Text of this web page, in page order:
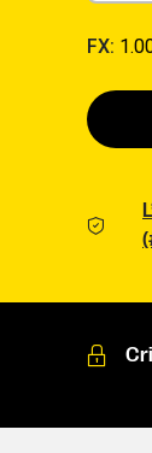
FX: